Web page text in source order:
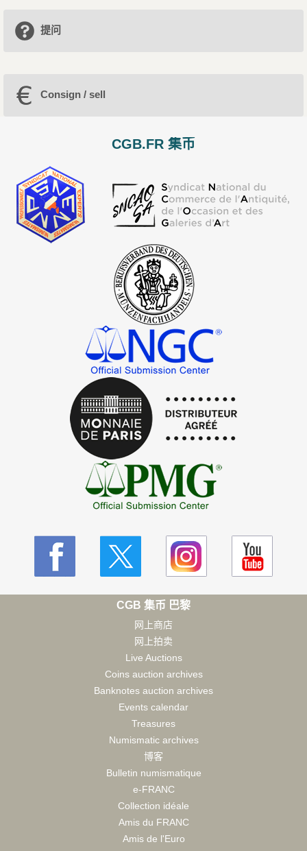
提问
Consign / sell
CGB.FR 集币
CGB 集币 巴黎
网上商店
网上拍卖
Live Auctions
Coins auction archives
Banknotes auction archives
Events calendar
Treasures
Numismatic archives
博客
Bulletin numismatique
e-FRANC
Collection idéale
Amis du FRANC
Amis de l'Euro